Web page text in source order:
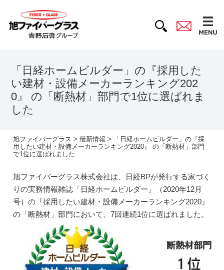
「日経ホームビルダー」の『採用した
い建材・設備メーカーランキング202
0』 の「断熱材」部門で1位に選ばれま
した
旭ファイバーグラス >最新情報 > 「日経ホームビルダー」の『採
用したい建材・設備メーカーランキング2020』 の「断熱材」部門
で1位に選ばれました
旭ファイバーグラス株式会社は、日経BPが発行する家づく
りの実務情報雑誌「日経ホームビルダー」（2020年12月
号）の『採用したい建材・設備メーカーランキング2020』
の「断熱材」部門において、7回連続1位に選ばれました。